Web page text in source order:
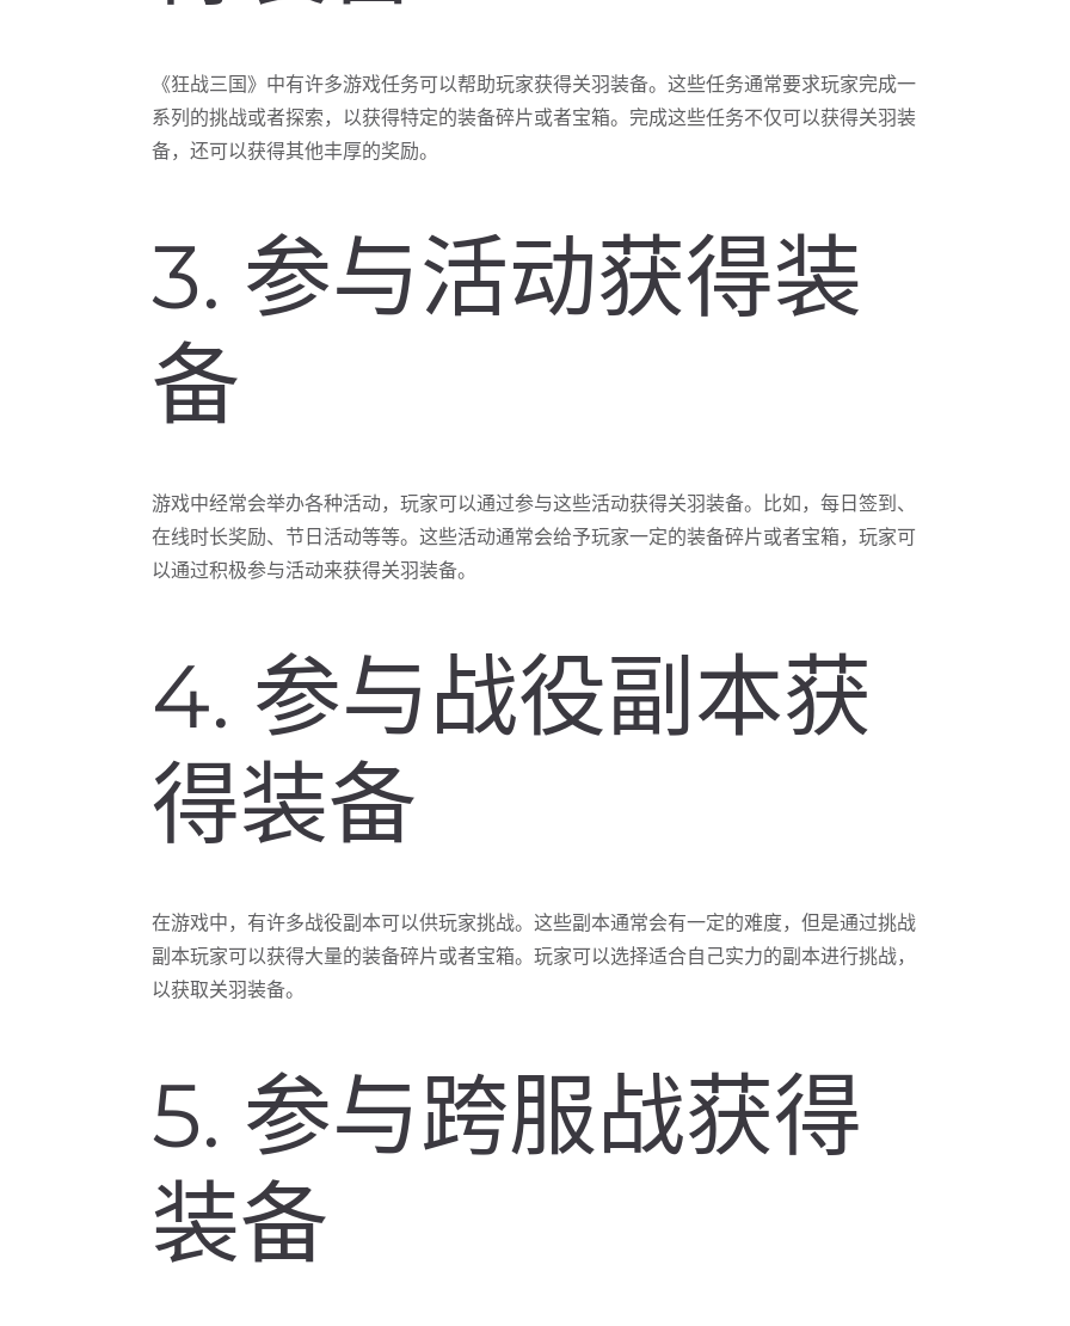
《狂战三国》中有许多游戏任务可以帮助玩家获得关羽装备。这些任务通常要求玩家完成一
系列的挑战或者探索，以获得特定的装备碎片或者宝箱。完成这些任务不仅可以获得关羽装
备，还可以获得其他丰厚的奖励。
3. 参与活动获得装
备
游戏中经常会举办各种活动，玩家可以通过参与这些活动获得关羽装备。比如，每日签到、
在线时长奖励、节日活动等等。这些活动通常会给予玩家一定的装备碎片或者宝箱，玩家可
以通过积极参与活动来获得关羽装备。
4. 参与战役副本获
得装备
在游戏中，有许多战役副本可以供玩家挑战。这些副本通常会有一定的难度，但是通过挑战
副本玩家可以获得大量的装备碎片或者宝箱。玩家可以选择适合自己实力的副本进行挑战，
以获取关羽装备。
5. 参与跨服战获得
装备